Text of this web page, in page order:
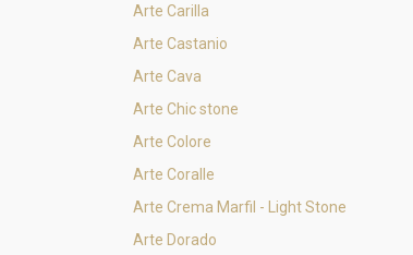
Arte Carilla
Arte Castanio
Arte Cava
Arte Chic stone
Arte Colore
Arte Coralle
Arte Crema Marfil - Light Stone
Arte Dorado